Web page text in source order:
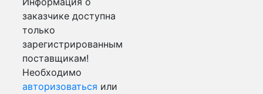
заказчике доступна
только
зарегистрированным
поставщикам!
Необходимо
авторизоваться или